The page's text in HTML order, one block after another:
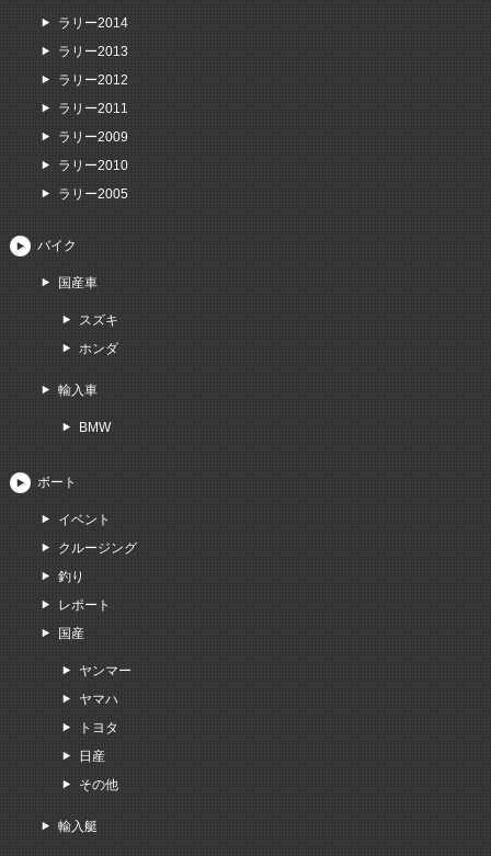
ラリー2014
ラリー2013
ラリー2012
ラリー2011
ラリー2009
ラリー2010
ラリー2005
バイク
国産車
スズキ
ホンダ
輸入車
BMW
ボート
イベント
クルージング
釣り
レポート
国産
ヤンマー
ヤマハ
トヨタ
日産
その他
輸入艇